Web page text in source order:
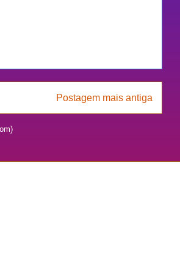
Postagem mais antiga